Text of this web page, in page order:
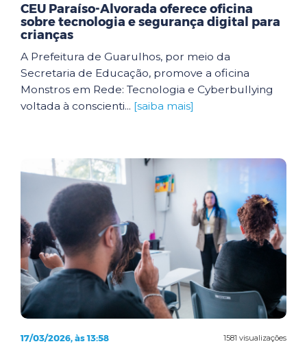
CEU Paraíso-Alvorada oferece oficina
sobre tecnologia e segurança digital para
crianças
A Prefeitura de Guarulhos, por meio da
Secretaria de Educação, promove a oficina
Monstros em Rede: Tecnologia e Cyberbullying
voltada à conscienti... [saiba mais]
1581 visualizações
17/03/2026, às 13:58